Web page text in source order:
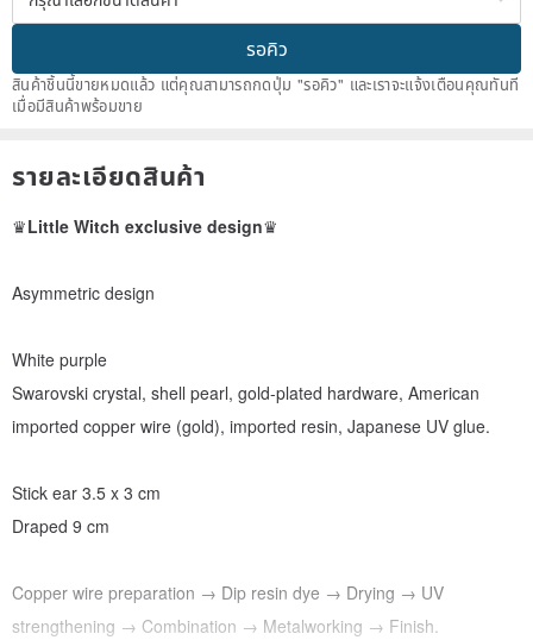
รอคิว
สินค้าชิ้นนี้ขายหมดแล้ว แต่คุณสามารถกดปุ่ม "รอคิว" และเราจะแจ้งเตือนคุณทันที
เมื่อมีสินค้าพร้อมขาย
รายละเอียดสินค้า
♛Little Witch exclusive design♛
Asymmetric design
White purple
Swarovski crystal, shell pearl, gold-plated hardware, American
imported copper wire (gold), imported resin, Japanese UV glue.
Stick ear 3.5 x 3 cm
Draped 9 cm
Copper wire preparation → Dip resin dye → Drying → UV
strengthening → Combination → Metalworking → Finish.